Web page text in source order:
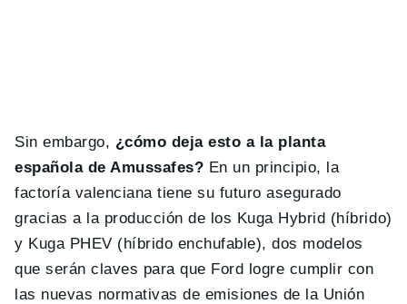
Sin embargo, ¿cómo deja esto a la planta
española de Amussafes? En un principio, la
factoría valenciana tiene su futuro asegurado
gracias a la producción de los Kuga Hybrid (híbrido)
y Kuga PHEV (híbrido enchufable), dos modelos
que serán claves para que Ford logre cumplir con
las nuevas normativas de emisiones de la Unión